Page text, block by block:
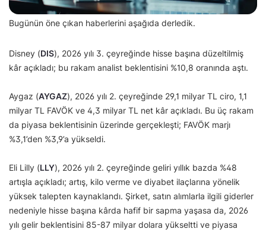
Bugünün öne çıkan haberlerini aşağıda derledik.
Disney (DIS), 2026 yılı 3. çeyreğinde hisse başına düzeltilmiş
kâr açıkladı; bu rakam analist beklentisini %10,8 oranında aştı.
Aygaz (AYGAZ), 2026 yılı 2. çeyreğinde 29,1 milyar TL ciro, 1,1
milyar TL FAVÖK ve 4,3 milyar TL net kâr açıkladı. Bu üç rakam
da piyasa beklentisinin üzerinde gerçekleşti; FAVÖK marjı
%3,1’den %3,9’a yükseldi.
Eli Lilly (LLY), 2026 yılı 2. çeyreğinde geliri yıllık bazda %48
artışla açıkladı; artış, kilo verme ve diyabet ilaçlarına yönelik
yüksek talepten kaynaklandı. Şirket, satın alımlarla ilgili giderler
nedeniyle hisse başına kârda hafif bir sapma yaşasa da, 2026
yılı gelir beklentisini 85-87 milyar dolara yükseltti ve piyasa